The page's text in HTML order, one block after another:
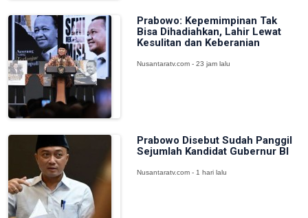
Prabowo: Kepemimpinan Tak
Bisa Dihadiahkan, Lahir Lewat
Kesulitan dan Keberanian
Nusantaratv.com - 23 jam lalu
Prabowo Disebut Sudah Panggil
Sejumlah Kandidat Gubernur BI
Nusantaratv.com - 1 hari lalu